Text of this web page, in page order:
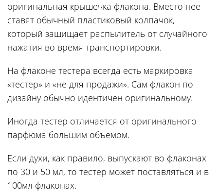
оригинальная крышечка флакона. Вместо нее
ставят обычный пластиковый колпачок,
который защищает распылитель от случайного
нажатия во время транспортировки.
На флаконе тестера всегда есть маркировка
«тестер» и «не для продажи». Сам флакон по
дизайну обычно идентичен оригинальному.
Иногда тестер отличается от оригинального
парфюма большим объемом.
Если духи, как правило, выпускают во флаконах
по 30 и 50 мл, то тестер может поставляться и в
100мл флаконах.